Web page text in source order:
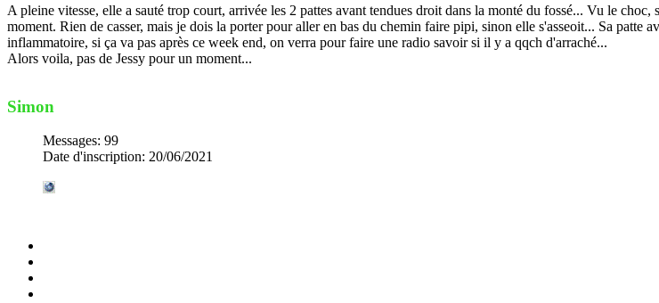
A pleine vitesse, elle a sauté trop court, arrivée les 2 pattes avant tendues droit dans la monté du fossé... Vu le choc,
moment. Rien de casser, mais je dois la porter pour aller en bas du chemin faire pipi, sinon elle s'asseoit... Sa
inflammatoire, si ça va pas après ce week end, on verra pour faire une radio savoir si il y a qqch d'arraché...
Alors voila, pas de Jessy pour un moment...
Simon
Messages: 99
Date d'inscription: 20/06/2021